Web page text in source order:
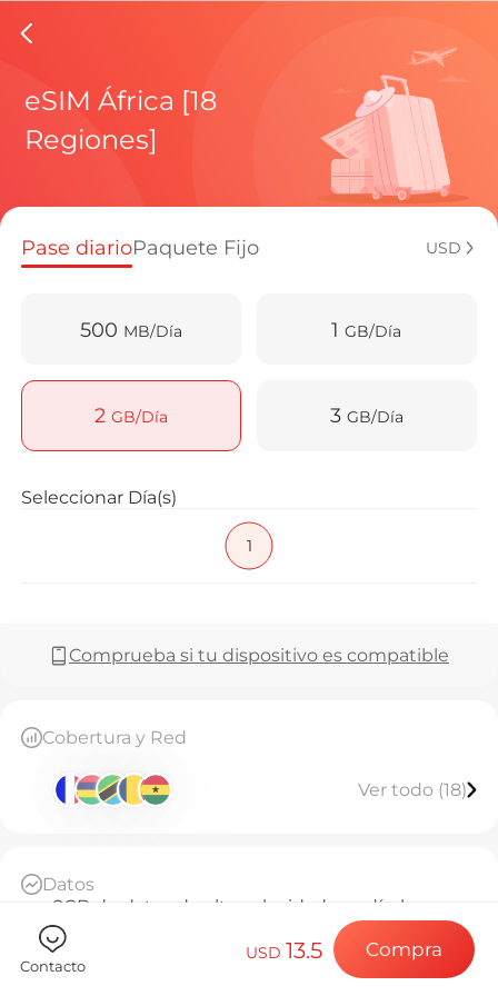
eSIMs
Planes
¿Cómo
Ventajas
Preguntas
Elija su
Instale su
Disfrute de su
Conexión a
eSIM África [18
Regiones]
Pase diarioPaquete Fijo USD
500 MB/Día 1GB/Día
2GB/Día 3 GB/Día
Seleccionar Día(s)
1
Comprueba si tu dispositivo es compatible
Cobertura y Red
Ver todo (18)
Datos
2GB de datos de alta velocidad por día, luego
throttled a 384kbps ilimitado
Base Diaria
A partir de la activación, cada 24 horas cuenta
Contacto
USD 13.5 Compra